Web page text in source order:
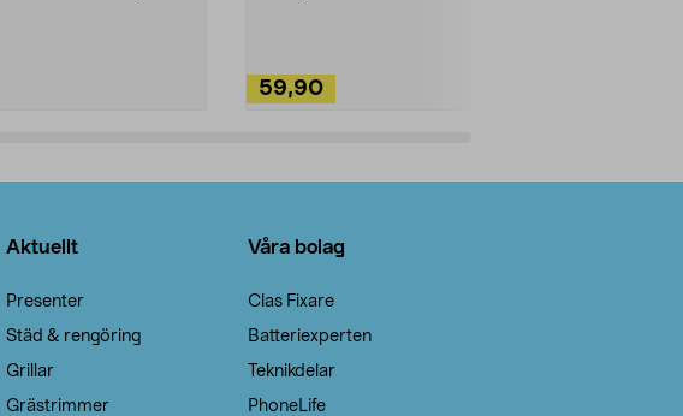
59,90
Aktuellt
Presenter
Städ & rengöring
Grillar
Grästrimmer
Våra bolag
Clas Fixare
Batteriexperten
Teknikdelar
PhoneLife